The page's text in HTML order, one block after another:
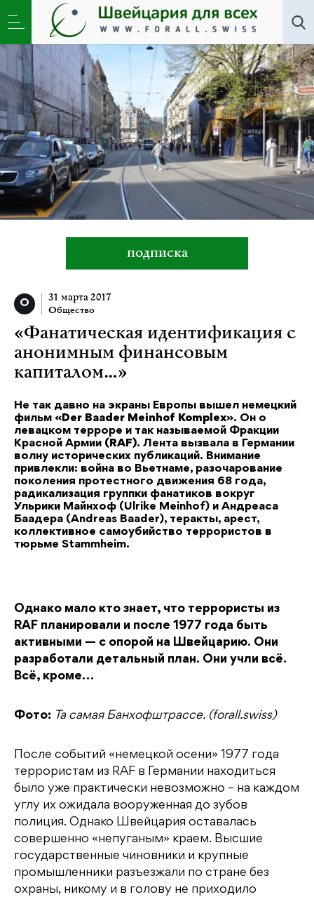
Общество
«Фанатическая идентификация с
анонимным финансовым капиталом…»
подписка
31 марта 2017
Общество
«Фанатическая идентификация с
анонимным финансовым
капиталом…»
Не так давно на экраны Европы вышел немецкий
фильм «Der Baader Meinhof Komplex». Он о
левацком терроре и так называемой Фракции
Красной Армии (RAF). Лента вызвала в Германии
волну исторических публикаций. Внимание
привлекли: война во Вьетнаме, разочарование
поколения протестного движения 68 года,
радикализация группки фанатиков вокруг
Ульрики Майнхоф (Ulrike Meinhof) и Андреаса
Баадера (Andreas Baader), теракты, арест,
коллективное самоубийство террористов в
тюрьме Stammheim.
Однако мало кто знает, что террористы из
RAF планировали и после 1977 года быть
активными — с опорой на Швейцарию. Они
разработали детальный план. Они учли всё.
Всё, кроме…
Фото: Та самая Банхофштрассе. (forall.swiss)
После событий «немецкой осени» 1977 года
террористам из RAF в Германии находиться
было уже практически невозможно – на каждом
углу их ожидала вооруженная до зубов
полиция. Однако Швейцария оставалась
совершенно «непуганым» краем. Высшие
государственные чиновники и крупные
промышленники разъезжали по стране без
охраны, никому и в голову не приходило